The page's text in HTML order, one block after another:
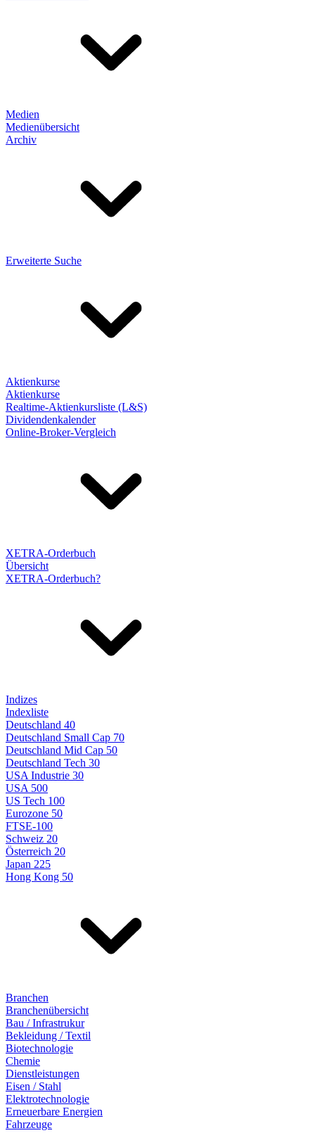
Medien
Medienübersicht
Archiv
Erweiterte Suche
Aktienkurse
Aktienkurse
Realtime-Aktienkursliste (L&S)
Dividendenkalender
Online-Broker-Vergleich
XETRA-Orderbuch
Übersicht
XETRA-Orderbuch?
Indizes
Indexliste
Deutschland 40
Deutschland Small Cap 70
Deutschland Mid Cap 50
Deutschland Tech 30
USA Industrie 30
USA 500
US Tech 100
Eurozone 50
FTSE-100
Schweiz 20
Österreich 20
Japan 225
Hong Kong 50
Branchen
Branchenübersicht
Bau / Infrastrukur
Bekleidung / Textil
Biotechnologie
Chemie
Dienstleistungen
Eisen / Stahl
Elektrotechnologie
Erneuerbare Energien
Fahrzeuge